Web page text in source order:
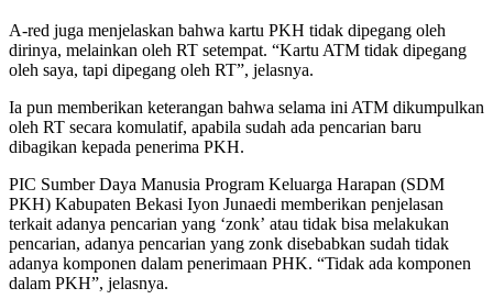
A-red juga menjelaskan bahwa kartu PKH tidak dipegang oleh
dirinya, melainkan oleh RT setempat. “Kartu ATM tidak dipegang
oleh saya, tapi dipegang oleh RT”, jelasnya.
Ia pun memberikan keterangan bahwa selama ini ATM dikumpulkan
oleh RT secara komulatif, apabila sudah ada pencarian baru
dibagikan kepada penerima PKH.
PIC Sumber Daya Manusia Program Keluarga Harapan (SDM
PKH) Kabupaten Bekasi Iyon Junaedi memberikan penjelasan
terkait adanya pencarian yang ‘zonk’ atau tidak bisa melakukan
pencarian, adanya pencarian yang zonk disebabkan sudah tidak
adanya komponen dalam penerimaan PHK. “Tidak ada komponen
dalam PKH”, jelasnya.